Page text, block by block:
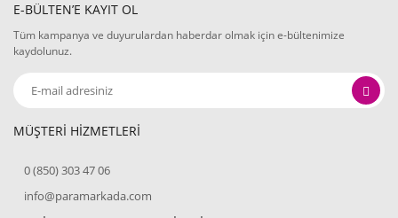
E-BÜLTEN’E KAYIT OL
Tüm kampanya ve duyurulardan haberdar olmak için e-bültenimize
kaydolunuz.
MÜŞTERİ HİZMETLERİ
0 (850) 303 47 06
info@paramarkada.com